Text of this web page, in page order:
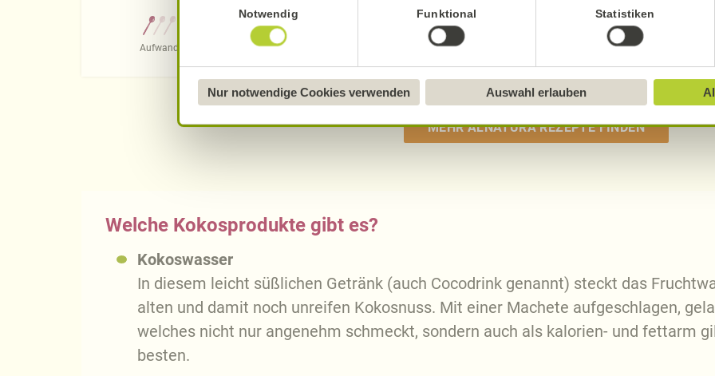
Datenschutzerklärung
Näheres über uns erfahren Sie in unseremImpressum
Notwendig Funktional Statistiken
Nur notwendige Cookies verwenden Auswahl erlauben
Aufwand
0 Std. 30 Min.
Gesamtzeit Aufwand
0 Std. 10 Min.
Gesamtzeit
MEHR ALNATURA REZEPTE FINDEN
Welche Kokosprodukte gibt es?
Kokoswasser
In diesem leicht süßlichen Getränk (auch Cocodrink genannt) steckt das
alten und damit noch unreifen Kokosnuss. Mit einer Machete aufgeschlagen,
welches nicht nur angenehm schmeckt, sondern auch als kalorien- und fettarm
besten.